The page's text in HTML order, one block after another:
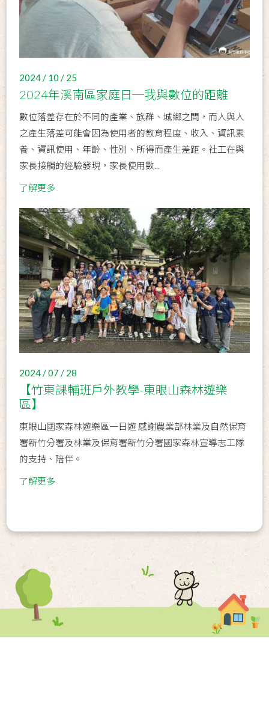
2024 / 10 / 25
2024年溪南區家庭日─我與數位的距離
數位落差存在於不同的產業、族群、城鄉之間，而人與人
之產生落差可能會因為使用者的教育程度、收入、資訊素
養、資訊使用、年齡、性別、所得而產生差距。社工在與
家長接觸的經驗發現，家長使用數...
了解更多
2024 / 07 / 28
【竹東課輔班戶外教學-東眼山森林遊樂
區】
東眼山國家森林遊樂區一日遊 感謝農業部林業及自然保育
署新竹分署及林業及保育署新竹分署國家森林宣導志工隊
的支持、陪伴。
了解更多